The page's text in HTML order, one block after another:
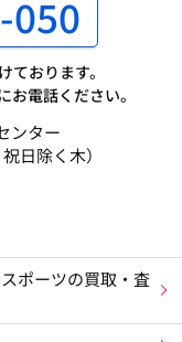
050
おります。
電話ください。
ンター
日除く木）
ポーツの買取・査